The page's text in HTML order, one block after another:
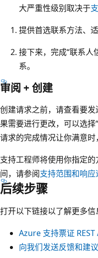
大严重性级别取决于
提供首选联系方法、
接下来，完成“联系人
系。
审阅 + 创建
创建请求之前，请查看要
果需要进行更改，可以选
请求的完成情况让你满意时
支持工程师将使用你指定
间，请参阅支持范围和响应
后续步骤
打开以下链接以了解更多信
Azure 支持票证 REST
向我们发送反馈和建议